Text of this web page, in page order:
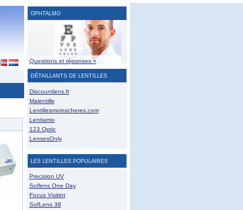
OPHTALMO
Questions et réponses »
DÉTAILLANTS DE LENTILLES
Discountlens.fr
Malentille
Lentillesmoinscheres.com
Lentiamo
123 Optic
LensesOnly
LES LENTILLES POPULAIRES
Precision UV
Soflens One Day
Focus Visitint
SofLens 38